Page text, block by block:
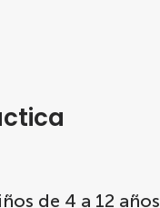
de 4 a 12 años